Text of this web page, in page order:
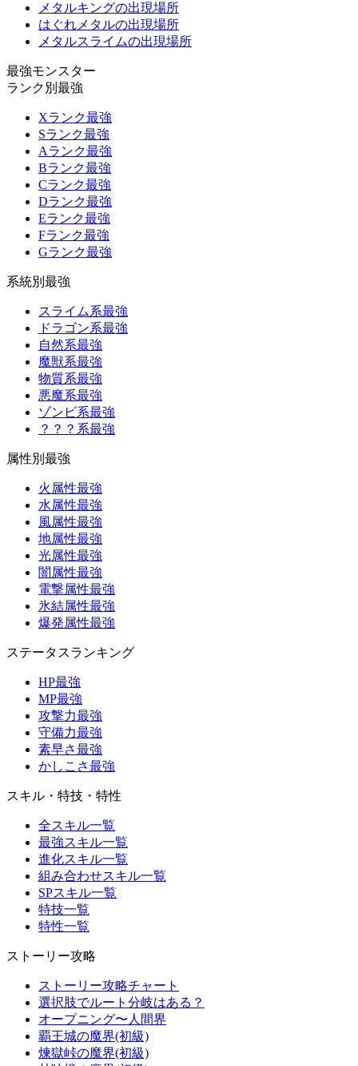
メタルキングの出現場所
はぐれメタルの出現場所
メタルスライムの出現場所
最強モンスター
ランク別最強
Xランク最強
Sランク最強
Aランク最強
Bランク最強
Cランク最強
Dランク最強
Eランク最強
Fランク最強
Gランク最強
系統別最強
スライム系最強
ドラゴン系最強
自然系最強
魔獣系最強
物質系最強
悪魔系最強
ゾンビ系最強
？？？系最強
属性別最強
火属性最強
水属性最強
風属性最強
地属性最強
光属性最強
闇属性最強
電撃属性最強
氷結属性最強
爆発属性最強
ステータスランキング
HP最強
MP最強
攻撃力最強
守備力最強
素早さ最強
かしこさ最強
スキル・特技・特性
全スキル一覧
最強スキル一覧
進化スキル一覧
組み合わせスキル一覧
SPスキル一覧
特技一覧
特性一覧
ストーリー攻略
ストーリー攻略チャート
選択肢でルート分岐はある？
オープニング〜人間界
覇王城の魔界(初級)
煉獄峠の魔界(初級)